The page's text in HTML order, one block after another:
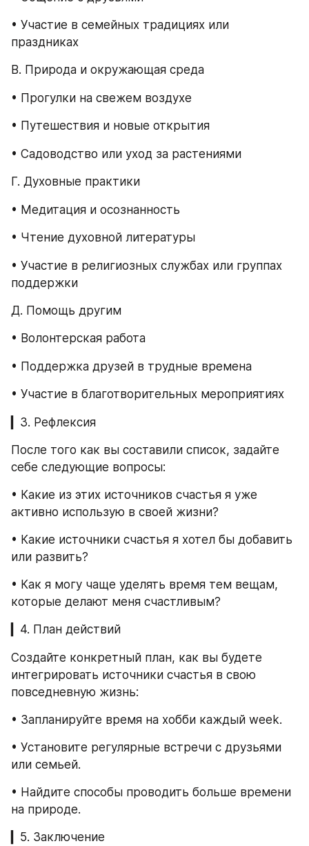
• Участие в семейных традициях или
праздниках
В. Природа и окружающая среда
• Прогулки на свежем воздухе
• Путешествия и новые открытия
• Садоводство или уход за растениями
Г. Духовные практики
• Медитация и осознанность
• Чтение духовной литературы
• Участие в религиозных службах или группах
поддержки
Д. Помощь другим
• Волонтерская работа
• Поддержка друзей в трудные времена
• Участие в благотворительных мероприятиях
▎3. Рефлексия
После того как вы составили список, задайте
себе следующие вопросы:
• Какие из этих источников счастья я уже
активно использую в своей жизни?
• Какие источники счастья я хотел бы добавить
или развить?
• Как я могу чаще уделять время тем вещам,
которые делают меня счастливым?
▎4. План действий
Создайте конкретный план, как вы будете
интегрировать источники счастья в свою
повседневную жизнь:
• Запланируйте время на хобби каждый week.
• Установите регулярные встречи с друзьями
или семьей.
• Найдите способы проводить больше времени
на природе.
▎5. Заключение